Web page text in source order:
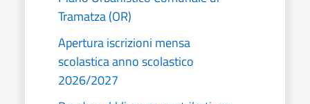
Tramatza (OR)
Apertura iscrizioni mensa
scolastica anno scolastico
2026/2027